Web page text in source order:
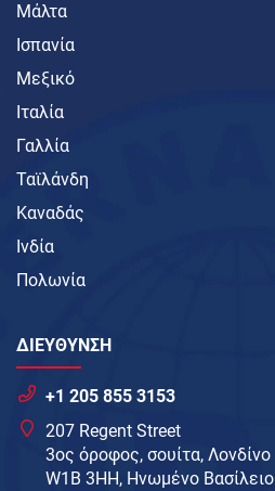
Μάλτα
Ισπανία
Μεξικό
Ιταλία
Γαλλία
Ταϊλάνδη
Καναδάς
Ινδία
Πολωνία
ΔΙΕΥΘΥΝΣΗ
+1 205 855 3153
207 Regent Street
3ος όροφος, σουίτα, Λονδίνο
W1B 3HH, Ηνωμένο Βασίλειο